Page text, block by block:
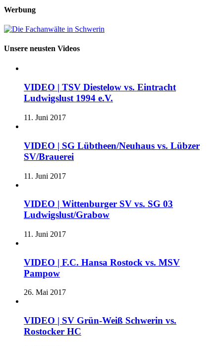
Werbung
Unsere neusten Videos
VIDEO | TSV Diestelow vs. Eintracht
Ludwigslust 1994 e.V.
11. Juni 2017
VIDEO | SG Lübtheen/Neuhaus vs. Lübzer
SV/Brauerei
11. Juni 2017
VIDEO | Wittenburger SV vs. SG 03
Ludwigslust/Grabow
11. Juni 2017
VIDEO | F.C. Hansa Rostock vs. MSV
Pampow
26. Mai 2017
VIDEO | SV Grün-Weiß Schwerin vs.
Rostocker HC